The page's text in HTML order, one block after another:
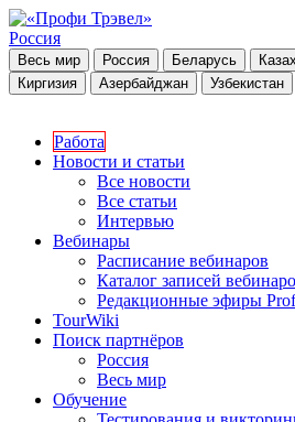
Россия
Весь мир Россия Беларусь
Киргизия
Азербайджан Узбекистан
Работа
Новости и статьи
Все новости
Все статьи
Интервью
Вебинары
Расписание вебинаров
Каталог записей
Редакционные эфиры
TourWiki
Поиск партнёров
Россия
Весь мир
Обучение